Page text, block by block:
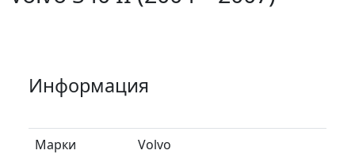
Информация
Марки
Volvo